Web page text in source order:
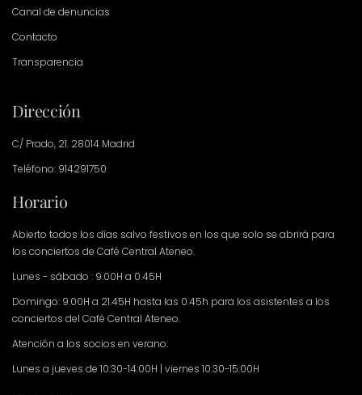
Canal de denuncias
Contacto
Transparencia
Dirección
C/ Prado, 21. 28014 Madrid
Teléfono: 914291750
Horario
Abierto todos los días salvo festivos en los que solo se abrirá para
los conciertos de Café Central Ateneo.
Lunes - sábado : 9.00H a 0.45H
Domingo: 9.00H a 21.45H hasta las 0.45h para los asistentes a los
conciertos del Café Central Ateneo.
Atención a los socios en verano:
Lunes a jueves de 10:30-14:00H | viernes 10:30-15:00H